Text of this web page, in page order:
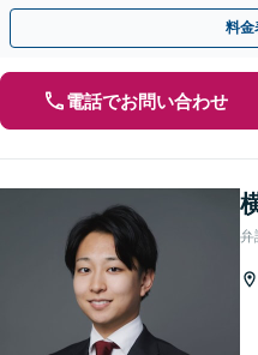
を伺いますので、ぜひご相談くだ
料金
電話でお問い合わせ
弁